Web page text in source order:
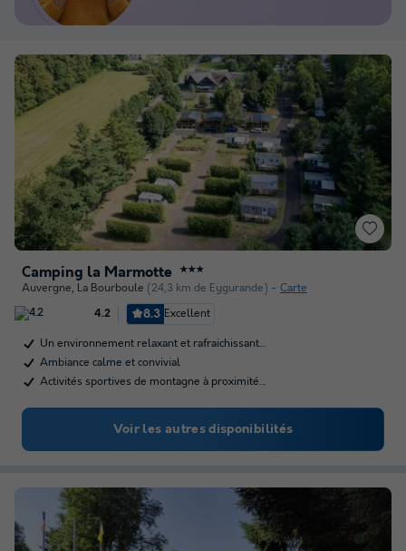
Camping la Marmotte ★★★
Auvergne, La Bourboule (24,3 km de Eygurande) Carte
4.2 8.3 Excellent
Un environnement relaxant et rafraichissant…
Ambiance calme et convivial
Activités sportives de montagne à proximité…
Voir les autres disponibilités